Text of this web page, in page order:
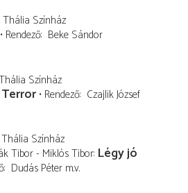
Thália Színház
Rendező Beke Sándor
Színház
Terror Rendező Czajlik József
Színház
Tibor - Miklós Tibor Légy jó
Dudás Péter m.v.